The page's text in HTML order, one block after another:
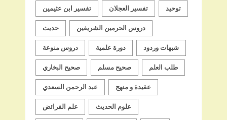
تفسير ابن عثيمين تفسير العجلان توحيد
حديث دروس الحرمين الشريفين
دروس منوعة دورة علمية شبهات وردود
صحيح البخاري صحيح مسلم طلب العلم
عبد الرحمن السعدي عقيدة و منهج
علم الفرائض علوم الحديث